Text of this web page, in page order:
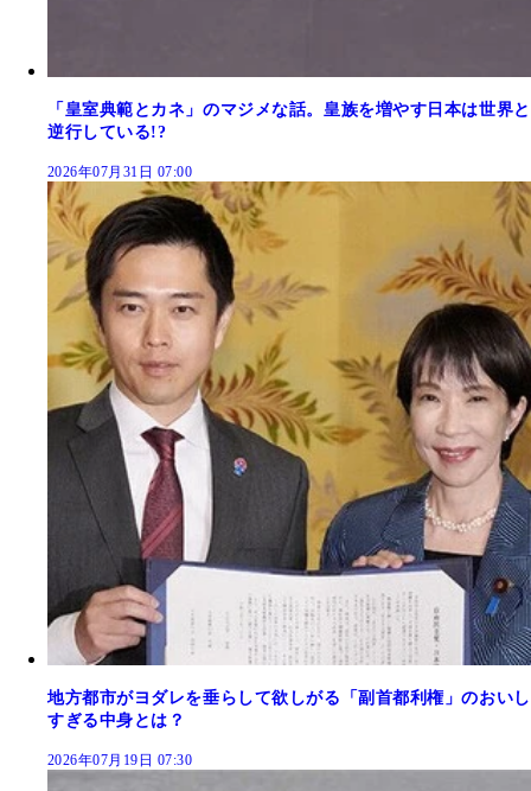
「皇室典範とカネ」のマジメな話。皇族を増やす日本は世界と
逆行している!?
2026年07月31日 07:00
地方都市がヨダレを垂らして欲しがる「副首都利権」のおいし
すぎる中身とは？
2026年07月19日 07:30